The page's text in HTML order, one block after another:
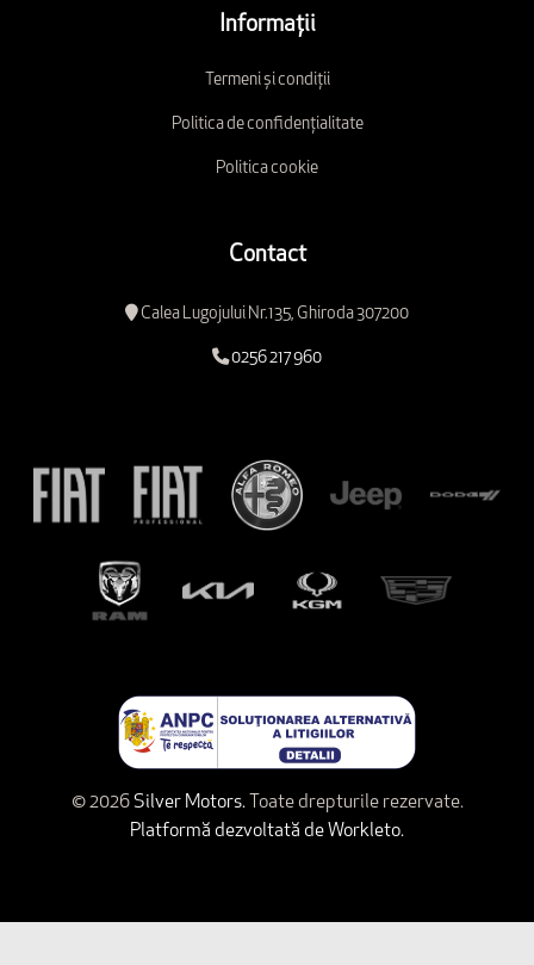
Informații
Termeni și condiții
Politica de confidențialitate
Politica cookie
Contact
Calea Lugojului Nr.135, Ghiroda 307200
0256 217 960
© 2026Silver Motors.Toate drepturile rezervate.
Platformă dezvoltată de Workleto.